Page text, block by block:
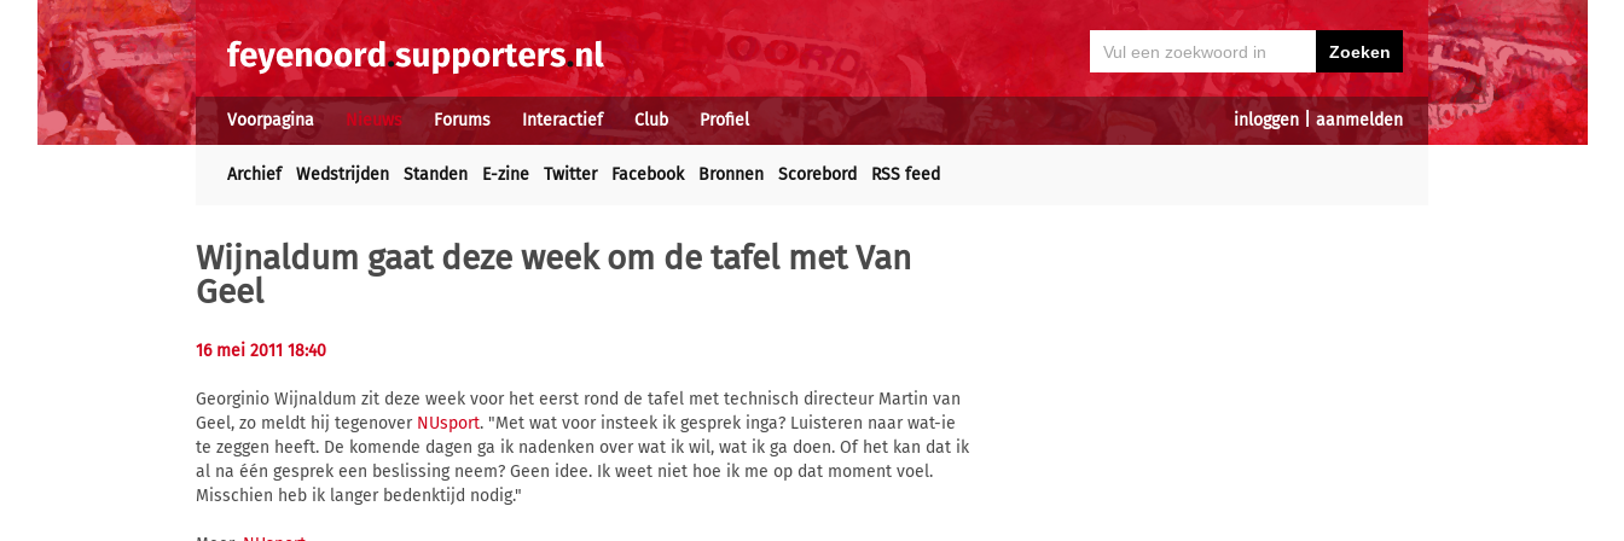
inloggen aanmelden
Voorpagina Nieuws Forums Interactief Club Profiel
Archief Wedstrijden Standen E-zine Twitter Facebook Bronnen Scorebord RSS feed
Wijnaldum gaat deze week om de tafel met Van
Geel
16 mei 2011 18:40
Georginio Wijnaldum zit deze week voor het eerst rond de tafel met technisch directeur Martin van
Geel, zo meldt hij tegenover NUsport. "Met wat voor insteek ik gesprek inga? Luisteren naar wat-ie
te zeggen heeft. De komende dagen ga ik nadenken over wat ik wil, wat ik ga doen. Of het kan dat ik
al na één gesprek een beslissing neem? Geen idee. Ik weet niet hoe ik me op dat moment voel.
Misschien heb ik langer bedenktijd nodig."